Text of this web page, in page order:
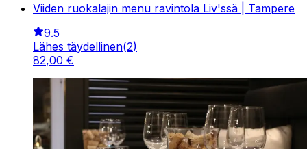
Viiden ruokalajin menu ravintola Liv'ssä | Tampere
9.5
Lähes täydellinen(2)
82,00 €